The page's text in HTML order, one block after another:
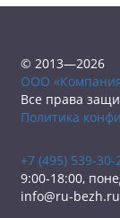
© 2013—2026
ООО
Все права
Политика
+7 (495) 539-30-
9:00-18:00,
info@ru-bezh.ru